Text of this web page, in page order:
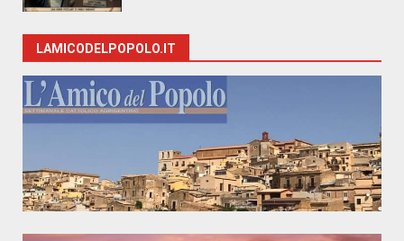
LAMICODELPOPOLO.IT